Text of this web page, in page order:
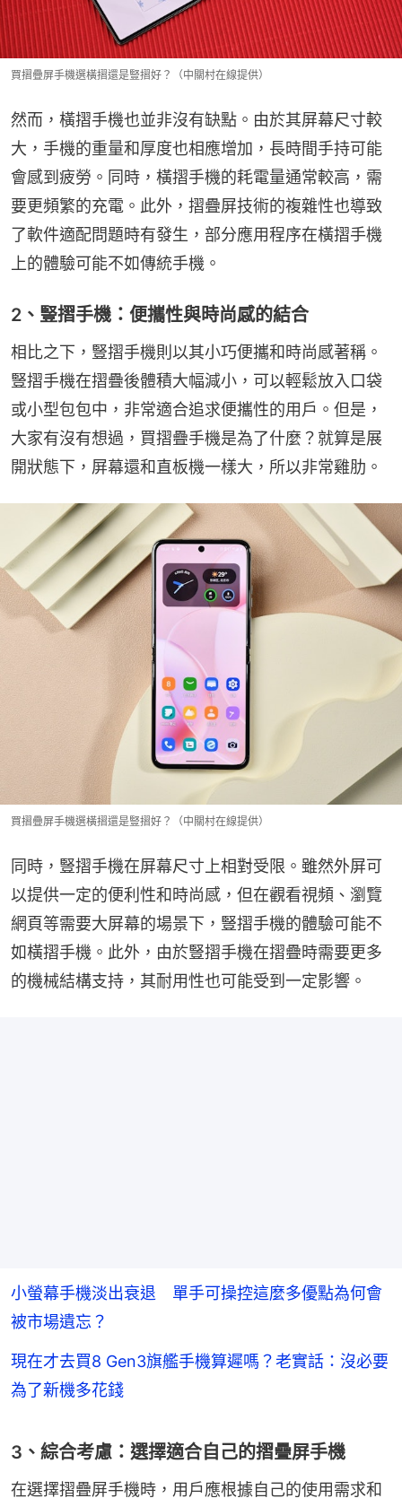
買摺疊屏手機選橫摺還是豎摺好？（中關村在線提供）
然而，橫摺手機也並非沒有缺點。由於其屏幕尺寸較
大，手機的重量和厚度也相應增加，長時間手持可能
會感到疲勞。同時，橫摺手機的耗電量通常較高，需
要更頻繁的充電。此外，摺疊屏技術的複雜性也導致
了軟件適配問題時有發生，部分應用程序在橫摺手機
上的體驗可能不如傳統手機。
2、豎摺手機：便攜性與時尚感的結合
相比之下，豎摺手機則以其小巧便攜和時尚感著稱。
豎摺手機在摺疊後體積大幅減小，可以輕鬆放入口袋
或小型包包中，非常適合追求便攜性的用戶。但是，
大家有沒有想過，買摺疊手機是為了什麼？就算是展
開狀態下，屏幕還和直板機一樣大，所以非常雞肋。
買摺疊屏手機選橫摺還是豎摺好？（中關村在線提供）
同時，豎摺手機在屏幕尺寸上相對受限。雖然外屏可
以提供一定的便利性和時尚感，但在觀看視頻、瀏覽
網頁等需要大屏幕的場景下，豎摺手機的體驗可能不
如橫摺手機。此外，由於豎摺手機在摺疊時需要更多
的機械結構支持，其耐用性也可能受到一定影響。
小螢幕手機淡出衰退 單手可操控這麼多優點為何會
被市場遺忘？
現在才去買8 Gen3旗艦手機算遲嗎？老實話：沒必要
為了新機多花錢
3、綜合考慮：選擇適合自己的摺疊屏手機
在選擇摺疊屏手機時，用戶應根據自己的使用需求和